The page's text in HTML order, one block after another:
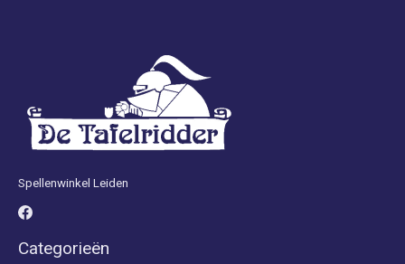
Spellenwinkel Leiden
Categorieën